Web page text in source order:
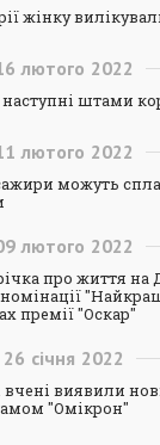
жінку
лютого 2022
штами
лютого 2022
можуть
лютого 2022
про життя на
премії "Оскар"
26 січня 2022
вчені виявили
"Омікрон"